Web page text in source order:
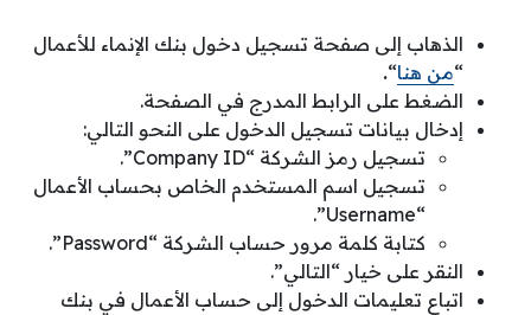
الذهاب إلى صفحة تسجيل دخول بنك الإنماء للأعمال
“من هنا“
.
الضغط على الرابط المدرج في الصفحة.
إدخال بيانات تسجيل الدخول على النحو التالي:
تسجيل رمز الشركة “Company ID”.
تسجيل اسم المستخدم الخاص بحساب الأعمال
“Username”.
كتابة كلمة مرور حساب الشركة “Password”.
النقر على خيار “التالي”.
اتباع تعليمات الدخول إلى حساب الأعمال في بنك